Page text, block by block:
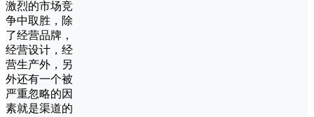
激烈的市场竞
争中取胜，除
了经营品牌，
经营设计，经
营生产外，另
外还有一个被
严重忽略的因
素就是渠道的